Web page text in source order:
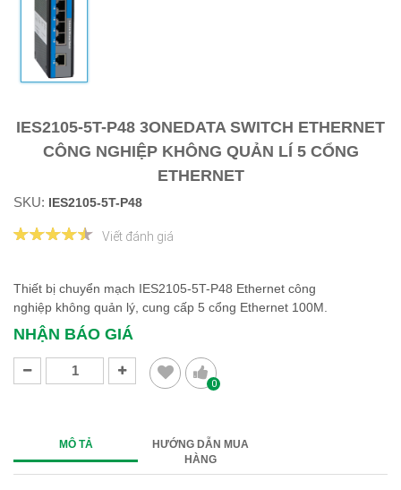
IES2105-5T-P48 3ONEDATA SWITCH ETHERNET
CÔNG NGHIỆP KHÔNG QUẢN LÍ 5 CỔNG
ETHERNET
SKU: IES2105-5T-P48
Viết đánh giá
Thiết bị chuyển mạch IES2105-5T-P48 Ethernet công
nghiệp không quản lý, cung cấp 5 cổng Ethernet 100M.
NHẬN BÁO GIÁ
0
MÔ TẢ
HƯỚNG DẪN MUA
HÀNG